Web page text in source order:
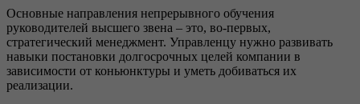
Основные направления непрерывного обучения
руководителей высшего звена – это, во-первых,
стратегический менеджмент. Управленцу нужно развивать
навыки постановки долгосрочных целей компании в
зависимости от коньюнктуры и уметь добиваться их
реализации.